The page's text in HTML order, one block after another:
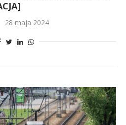
28 maja 2024